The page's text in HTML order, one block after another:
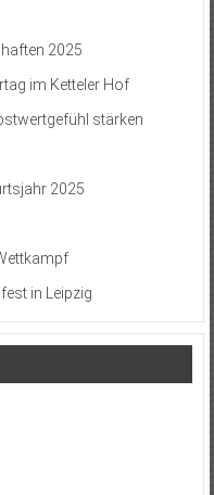
2025
im Ketteler Hof
stärken
2025
in Leipzig